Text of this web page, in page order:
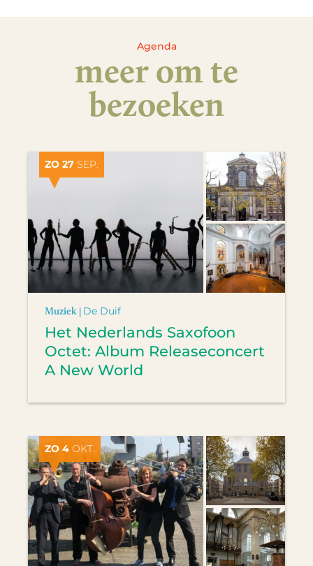
Agenda
meer om te
bezoeken
ZO 27 SEP.
Muziek | De Duif
Het Nederlands Saxofoon
Octet: Album Releaseconcert
A New World
ZO 4 OKT.